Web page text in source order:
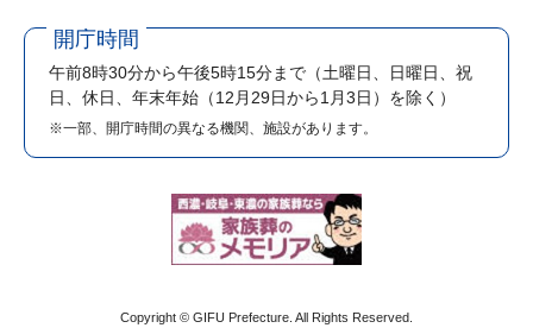
開庁時間
午前8時30分から午後5時15分まで （土曜日、日曜日、祝
日、休日、年末年始（12月29日から1月3日）を除く）
※一部、開庁時間の異なる機関、施設があります。
Copyright © GIFU Prefecture. All Rights Reserved.